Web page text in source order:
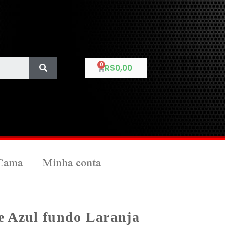
R$0,00
Minha conta
Azul fundo Laranja